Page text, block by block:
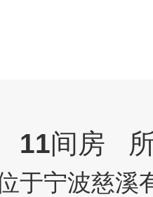
11间房
宁波慈溪有